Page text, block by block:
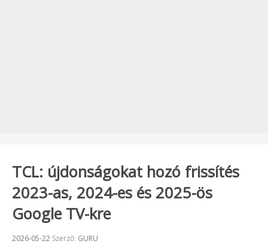
TCL: újdonságokat hozó frissítés
2023-as, 2024-es és 2025-ös
Google TV-kre
Beküldve:
2026-05-22 Szerző: GURU